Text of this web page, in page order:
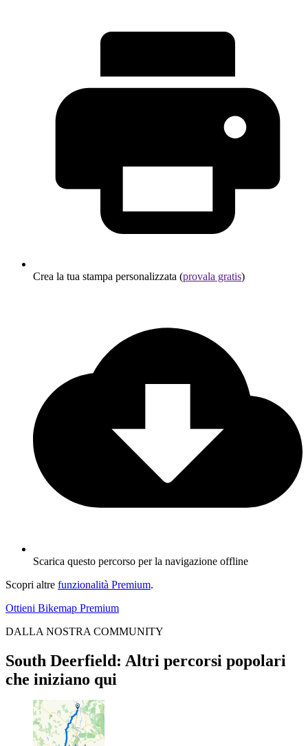
Crea la tua stampa personalizzata (provala gratis)
Scarica questo percorso per la navigazione offline
Scopri altre funzionalità Premium.
Ottieni Bikemap Premium
DALLA NOSTRA COMMUNITY
South Deerfield: Altri percorsi popolari
che iniziano qui